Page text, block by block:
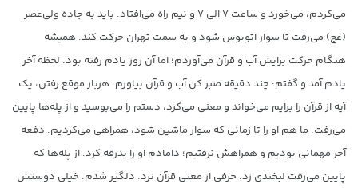
می‌کردم، می‌خورد و ساعت ۷ الی ۷ و نیم راه می‌افتاد. باید به جاده ولی‌عصر
(عج) می‌رفت تا سوار اتوبوس شود و به سمت تهران حرکت کند. همیشه
هنگام حرکت برایش آب و قرآن می‌آوردم؛ اما آن روز یادم رفته بود. لحظه آخر
یادم آمد و گفتم: چند دقیقه صبر کن آب و قرآن بیاورم. هربار موقع رفتن، یک
آیه از قرآن را برایم می‌خواند و معنی می‌کرد، دستم را می‌بوسید و از پله‌ها پایین
می‌رفت. ما هم او را تا زمانی که سوار ماشین شود، همراهی می‌کردیم. دفعه
آخر مهمانی بودیم و همراهش نرفتیم؛ دامادم او را بدرقه کرد. از پله‌ها که
پایین می‌رفت لبخندی زد. حرفی از معنی قرآن نزد. دلگیر شدم. خیلی دوستش